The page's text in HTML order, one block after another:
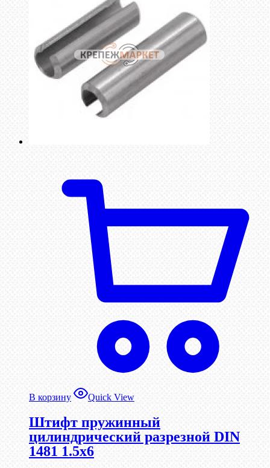
В корзину Quick View
Штифт пружинный
цилиндрический разрезной DIN
1481 1.5х6